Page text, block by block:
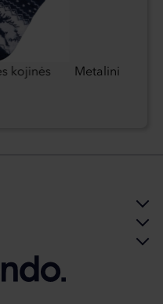
kojinės Metalinis